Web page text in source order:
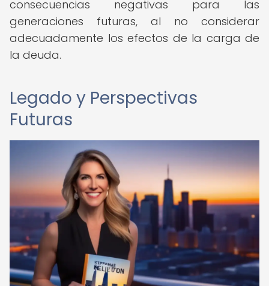
consecuencias negativas para las
generaciones futuras, al no considerar
adecuadamente los efectos de la carga de
la deuda.
Legado y Perspectivas
Futuras